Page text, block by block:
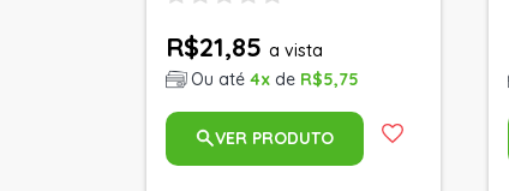
R$21,85 a vista
Ou até 4x de R$5,75
VER PRODUTO